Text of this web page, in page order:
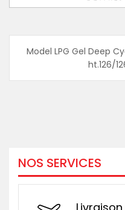
Model LPG Gel Deep
ht.126/
NOS SERVICES